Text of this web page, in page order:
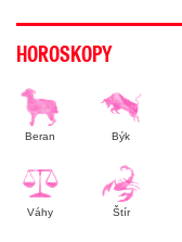
HOROSKOPY
Beran Býk
Váhy Štír